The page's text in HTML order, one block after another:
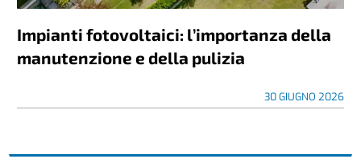
Impianti fotovoltaici: l’importanza della
manutenzione e della pulizia
30 GIUGNO 2026